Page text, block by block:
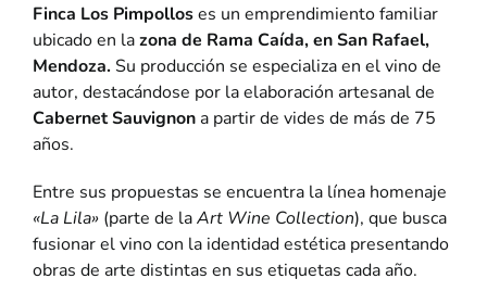
Finca Los Pimpolloses un emprendimiento familiar
ubicado en lazona de Rama Caída, en San Rafael,
Mendoza. Su producción se especializa en el vino de
autor, destacándose por la elaboración artesanal de
Cabernet Sauvignon a partir de vides de más de 75
años.
Entre sus propuestas se encuentra la línea homenaje
«La Lila» (parte de laArt Wine Collection), que busca
fusionar el vino con la identidad estética presentando
obras de arte distintas en sus etiquetas cada año.